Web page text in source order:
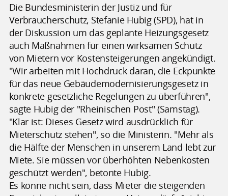
Die Bundesministerin der Justiz und für
Verbraucherschutz, Stefanie Hubig (SPD), hat in
der Diskussion um das geplante Heizungsgesetz
auch Maßnahmen für einen wirksamen Schutz
von Mietern vor Kostensteigerungen angekündigt.
"Wir arbeiten mit Hochdruck daran, die Eckpunkte
für das neue Gebäudemodernisierungsgesetz in
konkrete gesetzliche Regelungen zu überführen",
sagte Hubig der "Rheinischen Post" (Samstag).
"Klar ist: Dieses Gesetz wird ausdrücklich für
Mieterschutz stehen", so die Ministerin. "Mehr als
die Hälfte der Menschen in unserem Land lebt zur
Miete. Sie müssen vor überhöhten Nebenkosten
geschützt werden", betonte Hubig.
Es könne nicht sein, dass Mieter die steigenden